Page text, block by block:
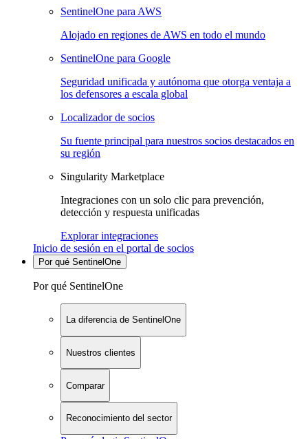
SentinelOne para AWS
Alojado en regiones de AWS en todo el mundo
SentinelOne para Google
Seguridad unificada y autónoma que otorga ventaja a
los defensores a escala global
Localizador de socios
Su fuente principal para nuestros socios destacados en
su región
Singularity Marketplace
Integraciones con un solo clic para prevención,
detección y respuesta unificadas
Explorar integraciones
Inicio de sesión en el portal de socios
Por qué SentinelOne
Por qué SentinelOne
La diferencia de SentinelOne
Nuestros clientes
Comparar
Reconocimiento del sector